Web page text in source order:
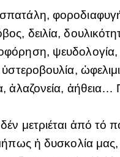
δειλία,
ψευδολογία,
ἀλαζονεία, ἀήθεια…
μετριέται ἀπό τό
ἡ δυσκολία